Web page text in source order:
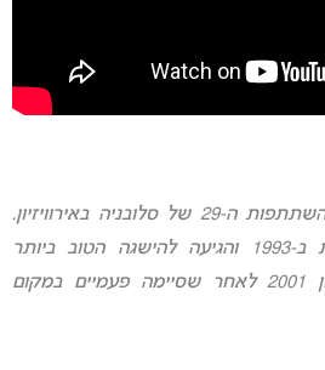
אירוויזיון 2024: זו תהיה ההשתתפות ה-29 של סלובניה באירוויזיון.
סלובניה הצטרפה לתחרות ב-1993 והגיעה להישגה הטוב ביותר
באירוויזיון 1995 ובאירוויזיון 2001 לאחר שסיימה פעמיים במקום